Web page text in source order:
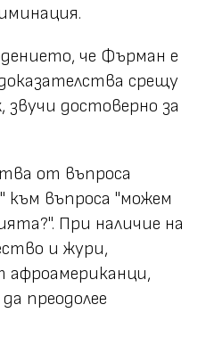
че Фърман е
срещу
достоверно за
от въпроса
към въпроса "можем
При наличие на
и жури,
афроамериканци,
преодолее